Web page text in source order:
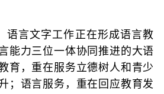
语言文字工作正在形成语言教
能力三位一体协同推进的大语
育，重在服务立德树人和青少
；语言服务，重在回应教育发